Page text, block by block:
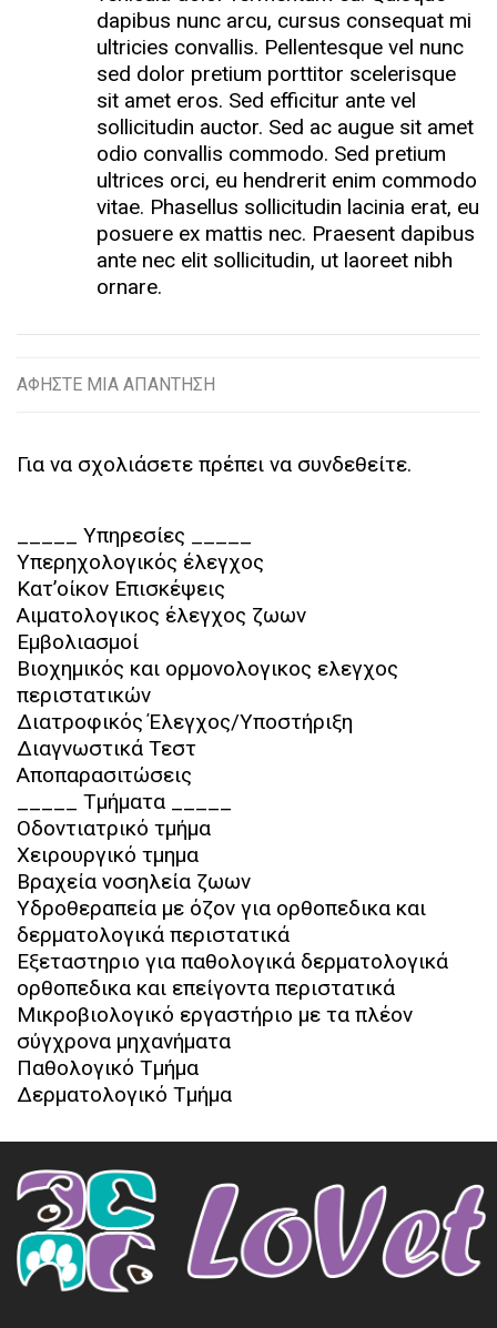
dapibus nunc arcu, cursus consequat mi
ultricies convallis. Pellentesque vel nunc
sed dolor pretium porttitor scelerisque
sit amet eros. Sed efficitur ante vel
sollicitudin auctor. Sed ac augue sit amet
odio convallis commodo. Sed pretium
ultrices orci, eu hendrerit enim commodo
vitae. Phasellus sollicitudin lacinia erat, eu
posuere ex mattis nec. Praesent dapibus
ante nec elit sollicitudin, ut laoreet nibh
ornare.
ΑΦΉΣΤΕ ΜΙΑ ΑΠΆΝΤΗΣΗ
Για να σχολιάσετε πρέπει να συνδεθείτε.
_____ Υπηρεσίες _____
Υπερηχολογικός έλεγχος
Κατ’οίκον Επισκέψεις
Αιματολογικος έλεγχος ζωων
Εμβολιασμοί
Βιοχημικός και ορμονολογικος ελεγχος
περιστατικών
Διατροφικός Έλεγχος/Υποστήριξη
Διαγνωστικά Τεστ
Αποπαρασιτώσεις
_____ Τμήματα _____
Οδοντιατρικό τμήμα
Χειρουργικό τμημα
Βραχεία νοσηλεία ζωων
Υδροθεραπεία με όζον για ορθοπεδικα και
δερματολογικά περιστατικά
Εξεταστηριο για παθολογικά δερματολογικά
ορθοπεδικα και επείγοντα περιστατικά
Μικροβιολογικό εργαστήριο με τα πλέον
σύγχρονα μηχανήματα
Παθολογικό Τμήμα
Δερματολογικό Τμήμα